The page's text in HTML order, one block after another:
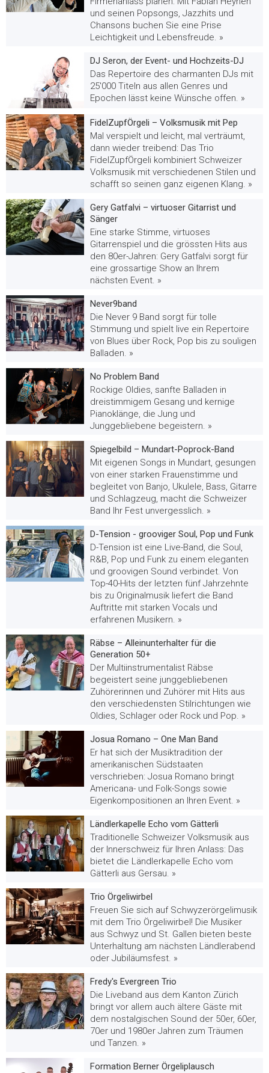
und seinen Popsongs, Jazzhits und
Chansons buchen Sie eine Prise
Leichtigkeit und Lebensfreude. »
DJ Seron, der Event- und Hochzeits-DJ
Das Repertoire des charmanten DJs mit
25'000 Titeln aus allen Genres und
Epochen lässt keine Wünsche offen. »
FidelZupfÖrgeli – Volksmusik mit Pep
Mal verspielt und leicht, mal verträumt,
dann wieder treibend: Das Trio
FidelZupfÖrgeli kombiniert Schweizer
Volksmusik mit verschiedenen Stilen und
schafft so seinen ganz eigenen Klang. »
Gery Gatfalvi – virtuoser Gitarrist und
Sänger
Eine starke Stimme, virtuoses
Gitarrenspiel und die grössten Hits aus
den 80er-Jahren: Gery Gatfalvi sorgt für
eine grossartige Show an Ihrem
nächsten Event. »
Never9band
Die Never 9 Band sorgt für tolle
Stimmung und spielt live ein Repertoire
von Blues über Rock, Pop bis zu souligen
Balladen. »
No Problem Band
Rockige Oldies, sanfte Balladen in
dreistimmigem Gesang und kernige
Pianoklänge, die Jung und
Junggebliebene begeistern. »
Spiegelbild – Mundart-Poprock-Band
Mit eigenen Songs in Mundart, gesungen
von einer starken Frauenstimme und
begleitet von Banjo, Ukulele, Bass, Gitarre
und Schlagzeug, macht die Schweizer
Band Ihr Fest unvergesslich. »
D-Tension - grooviger Soul, Pop und Funk
D-Tension ist eine Live-Band, die Soul,
R&B, Pop und Funk zu einem eleganten
und groovigen Sound verbindet. Von
Top-40-Hits der letzten fünf Jahrzehnte
bis zu Originalmusik liefert die Band
Auftritte mit starken Vocals und
erfahrenen Musikern. »
Räbse – Alleinunterhalter für die
Generation 50+
Der Multiinstrumentalist Räbse
begeistert seine junggebliebenen
Zuhörerinnen und Zuhörer mit Hits aus
den verschiedensten Stilrichtungen wie
Oldies, Schlager oder Rock und Pop. »
Josua Romano – One Man Band
Er hat sich der Musiktradition der
amerikanischen Südstaaten
verschrieben: Josua Romano bringt
Americana- und Folk-Songs sowie
Eigenkompositionen an Ihren Event. »
Ländlerkapelle Echo vom Gätterli
Traditionelle Schweizer Volksmusik aus
der Innerschweiz für Ihren Anlass: Das
bietet die Ländlerkapelle Echo vom
Gätterli aus Gersau. »
Trio Örgeliwirbel
Freuen Sie sich auf Schwyzerörgelimusik
mit dem Trio Örgeliwirbel! Die Musiker
aus Schwyz und St. Gallen bieten beste
Unterhaltung am nächsten Ländlerabend
oder Jubiläumsfest. »
Fredy's Evergreen Trio
Die Liveband aus dem Kanton Zürich
bringt vor allem auch ältere Gäste mit
dem nostalgischen Sound der 50er, 60er,
70er und 1980er Jahren zum Träumen
und Tanzen. »
Formation Berner Örgeliplausch